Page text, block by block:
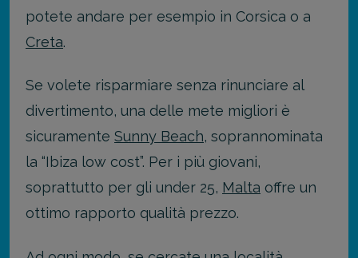
potete andare per esempio in Corsica o a
Creta.
Se volete risparmiare senza rinunciare al
divertimento, una delle mete migliori è
sicuramente Sunny Beach, soprannominata
la “Ibiza low cost”. Per i più giovani,
soprattutto per gli under 25, Malta offre un
ottimo rapporto qualità prezzo.